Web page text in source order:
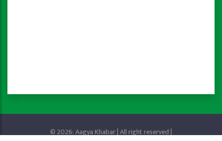
© 2026: Aagya Khabar | All right reserved |